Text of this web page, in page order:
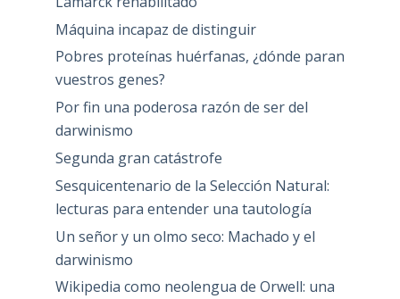
Máquina incapaz de distinguir
Pobres proteínas huérfanas, ¿dónde paran
vuestros genes?
Por fin una poderosa razón de ser del
darwinismo
Segunda gran catástrofe
Sesquicentenario de la Selección Natural:
lecturas para entender una tautología
Un señor y un olmo seco: Machado y el
darwinismo
Wikipedia como neolengua de Orwell: una